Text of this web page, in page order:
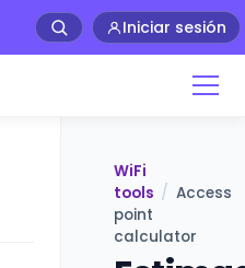
Iniciar sesión
WiFi
tools / Access
point
calculator